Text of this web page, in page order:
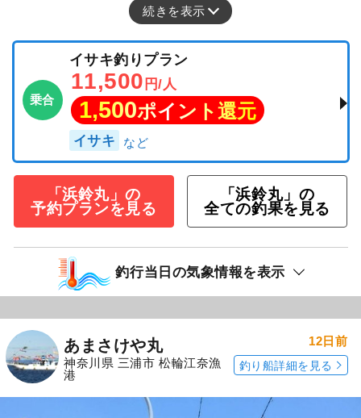
続きを表示
乗合
イサキ釣りプラン
11,500 円/人
1,500ポイント還元
イサキ
「浜鈴丸」の
予約プランを見る
「浜鈴丸」の
全ての釣果を見る
釣行当日の気象情報を表示
あまさけや丸
神奈川県 三浦市 松輪江奈漁
港
12日前
釣り船詳細を見る